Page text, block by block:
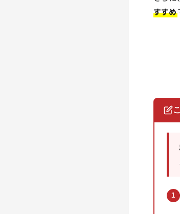
すすめ
1